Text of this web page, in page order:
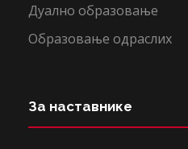
Дуално образовање
Образовање одраслих
За наставнике